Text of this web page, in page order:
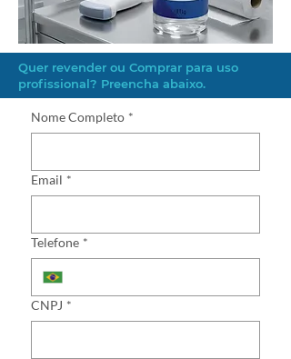
Quer revender ou Comprar para uso
profissional? Preencha abaixo.
Nome Completo *
Email *
Telefone *
CNPJ *